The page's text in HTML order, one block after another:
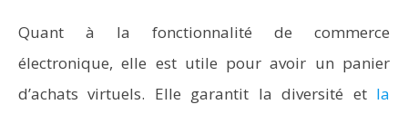
Quant à la fonctionnalité de commerce
électronique, elle est utile pour avoir un panier
d’achats virtuels. Elle garantit la diversité et la